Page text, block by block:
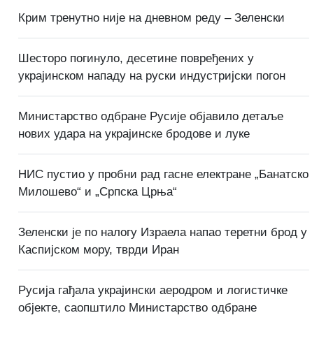
Крим тренутно није на дневном реду – Зеленски
Шесторо погинуло, десетине повређених у
украјинском нападу на руски индустријски погон
Министарство одбране Русије објавило детаље
нових удара на украјинске бродове и луке
НИС пустио у пробни рад гасне електране „Банатско
Милошево“ и „Српска Црња“
Зеленски је по налогу Израела напао теретни брод у
Каспијском мору, тврди Иран
Русија гађала украјински аеродром и логистичке
објекте, саопштило Министарство одбране